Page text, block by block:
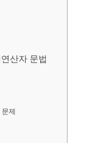
산자 문법
제